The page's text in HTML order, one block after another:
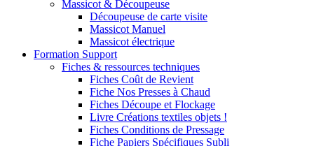
Massicot & Découpeuse
Découpeuse de carte visite
Massicot Manuel
Massicot électrique
Formation Support
Fiches & ressources techniques
Fiches Coût de Revient
Fiche Nos Presses à Chaud
Fiches Découpe et Flockage
Livre Créations textiles objets !
Fiches Conditions de Pressage
Fiche Papiers Spécifiques Subli